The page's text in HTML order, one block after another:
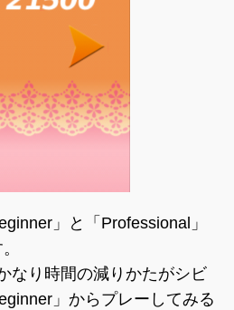
」と「Professional」
なり時間の減りかたがシビ
」からプレーしてみる